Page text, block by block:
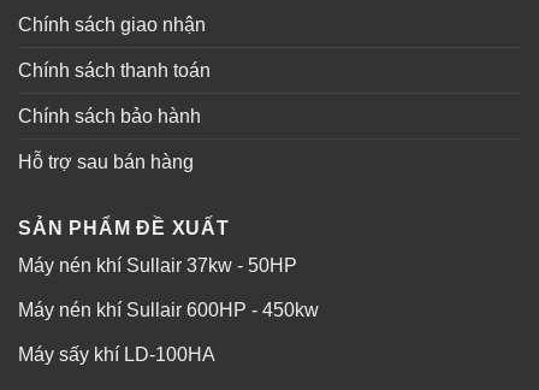
Chính sách giao nhận
Chính sách thanh toán
Chính sách bảo hành
Hỗ trợ sau bán hàng
SẢN PHẨM ĐỀ XUẤT
Máy nén khí Sullair 37kw - 50HP
Máy nén khí Sullair 600HP - 450kw
Máy sấy khí LD-100HA